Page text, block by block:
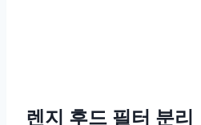
렌지 후드 필터 분리